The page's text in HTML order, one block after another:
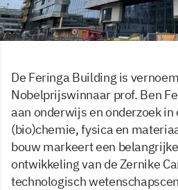
De Feringa Building is
Nobelprijswinnaar prof. Ben
aan onderwijs en onderzoek in
(bio)chemie, fysica en
bouw markeert een
ontwikkeling van de Zernike
technologisch